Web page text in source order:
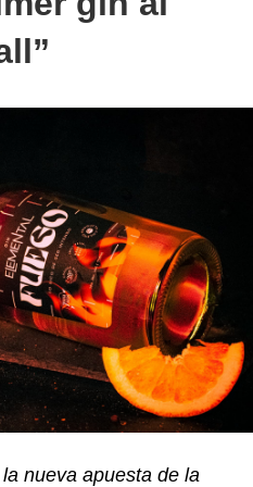
nueva apuesta de la